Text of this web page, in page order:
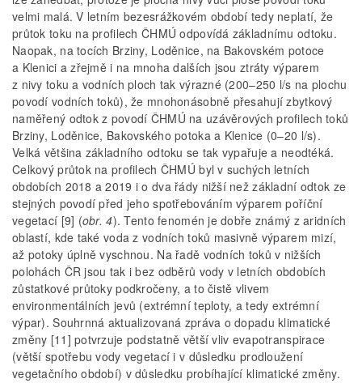
velmi malá. V letním bezesrážkovém období tedy neplatí, že
průtok toku na profilech ČHMÚ odpovídá základnímu odtoku.
Naopak, na tocích Brziny, Loděnice, na Bakovském potoce
a Klenici a zřejmě i na mnoha dalších jsou ztráty výparem
z nivy toku a vodních ploch tak výrazné (200–250 l/s na plochu
povodí vodních toků), že mnohonásobně přesahují zbytkový
naměřený odtok z povodí ČHMÚ na uzávěrových profilech toků
Brziny, Loděnice, Bakovského potoka a Klenice (0–20 l/s).
Velká většina základního odtoku se tak vypařuje a neodtéká.
Celkový průtok na profilech ČHMÚ byl v suchých letních
obdobích 2018 a 2019 i o dva řády nižší než základní odtok ze
stejných povodí před jeho spotřebováním výparem poříční
vegetací [9] (obr. 4). Tento fenomén je dobře známý z aridních
oblastí, kde také voda z vodních toků masivně výparem mizí,
až potoky úplně vyschnou. Na řadě vodních toků v nižších
polohách ČR jsou tak i bez odběrů vody v letních obdobích
zůstatkové průtoky podkročeny, a to čistě vlivem
environmentálních jevů (extrémní teploty, a tedy extrémní
výpar). Souhrnná aktualizovaná zpráva o dopadu klimatické
změny [11] potvrzuje podstatně větší vliv evapotranspirace
(větší spotřebu vody vegetací i v důsledku prodloužení
vegetačního období) v důsledku probíhající klimatické změny.